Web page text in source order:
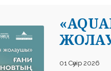
01 Сәуір 2026